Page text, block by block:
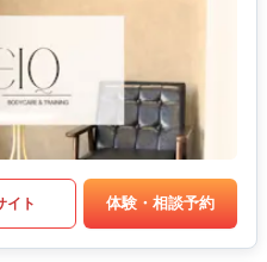
イト 体験・相談予約